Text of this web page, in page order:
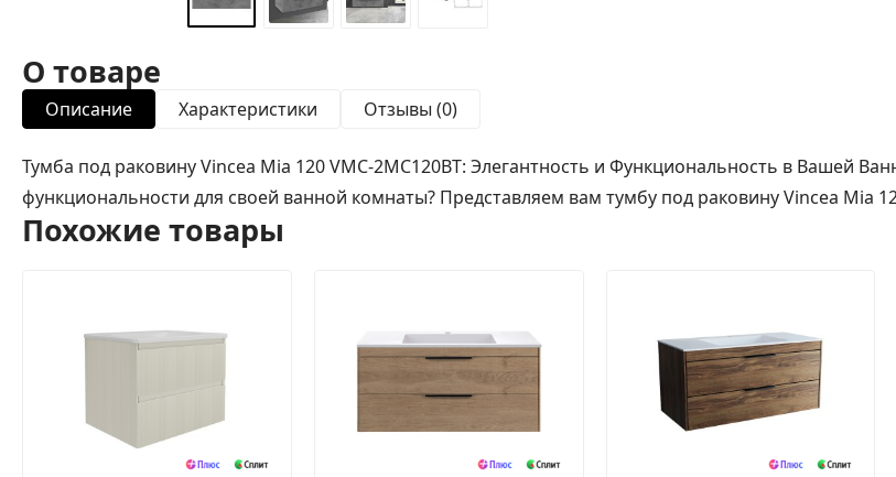
О товаре
Описание Характеристики Отзывы (0)
Тумба под раковину Vincea Mia 120 VMC-2MC120BT: Элегантность и Функциональность в Вашей
функциональности для своей ванной комнаты? Представляем вам тумбу под раковину Vincea Mia
Похожие товары